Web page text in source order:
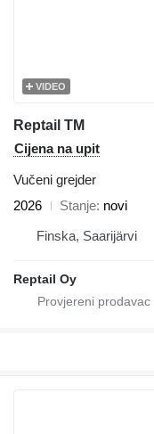
VIDEO
Reptail TM
Cijena na upit
Vučeni grejder
2026
Stanje novi
Finska, Saarijärvi
Reptail Oy